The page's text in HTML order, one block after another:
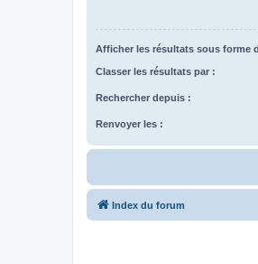
Afficher les résultats sous forme
Classer les résultats par :
Rechercher depuis :
Renvoyer les :
Index du forum